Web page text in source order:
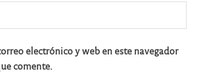
electrónico y web en este navegador
comente.